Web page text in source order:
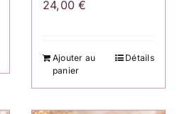
24,00€
Ajouter au
panier
Détails